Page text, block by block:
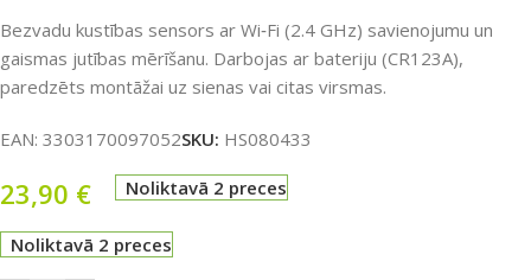
Bezvadu kustības sensors ar Wi‑Fi (2.4 GHz) savienojumu un
gaismas jutības mērīšanu. Darbojas ar bateriju (CR123A),
paredzēts montāžai uz sienas vai citas virsmas.
EAN: 3303170097052SKU: HS080433
23,90 € Noliktavā 2 preces
Noliktavā 2 preces